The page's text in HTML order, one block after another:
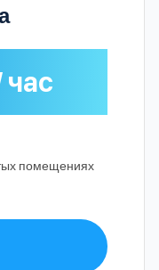
час
помещениях